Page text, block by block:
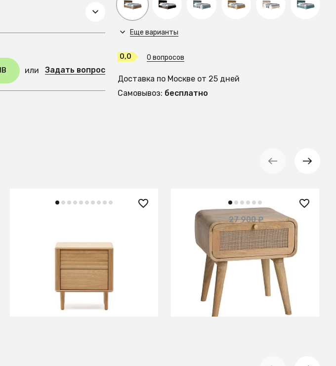
или Задать вопрос
Еще варианты
0,0 0 вопросов
Доставка по Москве от 25 дней
Самовывоз: бесплатно
шпона дуба 50 x 55 см
21 900 ₽ 27 900 ₽ — 22%
Тумбочка прикроватная из
массива, АЛЬРИК РОТАНГ